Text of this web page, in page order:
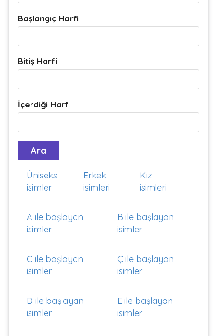
Başlangıç Harfi
Bitiş Harfi
İçerdiği Harf
Üniseks
isimler
Erkek
isimleri
Kız
isimleri
A ile başlayan
isimler
B ile başlayan
isimler
C ile başlayan
isimler
Ç ile başlayan
isimler
D ile başlayan
isimler
E ile başlayan
isimler